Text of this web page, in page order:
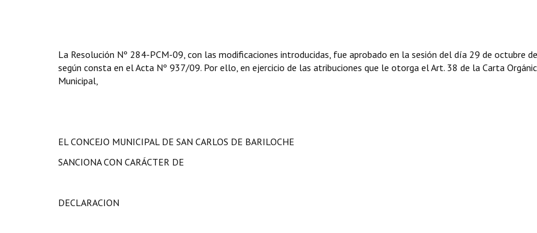
La Resolución Nº 284-PCM-09, con las modificaciones introducidas, fue aprobado en la sesión del día 29 de octubre
según consta en el Acta Nº 937/09. Por ello, en ejercicio de las atribuciones que le otorga el Art. 38 de la Carta
Municipal,
EL CONCEJO MUNICIPAL DE SAN CARLOS DE BARILOCHE
SANCIONA CON CARÁCTER DE
DECLARACION